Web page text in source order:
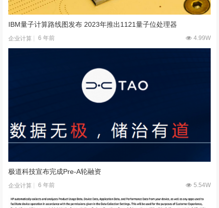
IBM量子计算路线图发布 2023年推出1121量子位处理器
企业计算 6 年前 4.99W
极道科技宣布完成Pre-A轮融资
企业计算 6 年前 5.54W